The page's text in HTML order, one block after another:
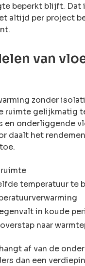
beperkt blijft. Dat
altijd per project
van
zonder
ruimte gelijkmatig
en onderliggende
daalt het
toe.
ruimte
temperatuur te
in koude
naar
af van de
dan een